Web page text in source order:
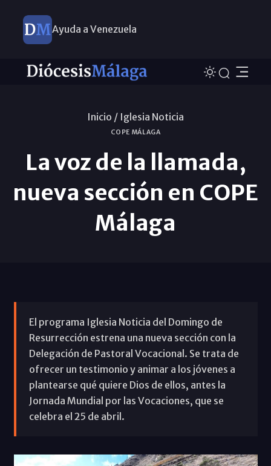
Ayuda a Venezuela
Inicio / Iglesia Noticia
COPE MÁLAGA
La voz de la llamada,
nueva sección en COPE
Málaga
El programa Iglesia Noticia del Domingo de
Resurrección estrena una nueva sección con la
Delegación de Pastoral Vocacional. Se trata de
ofrecer un testimonio y animar a los jóvenes a
plantearse qué quiere Dios de ellos, antes la
Jornada Mundial por las Vocaciones, que se
celebra el 25 de abril.